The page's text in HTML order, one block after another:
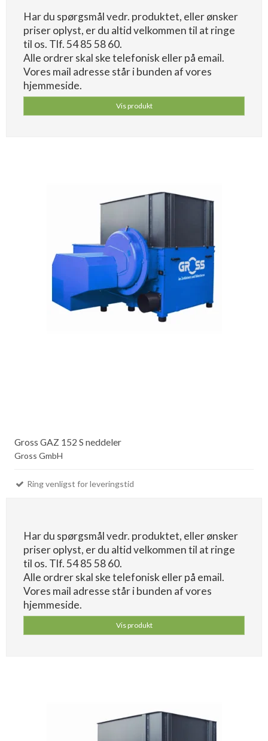
Har du spørgsmål vedr. produktet, eller ønsker
priser oplyst, er du altid velkommen til at ringe
til os. Tlf. 54 85 58 60.
Alle ordrer skal ske telefonisk eller på email.
Vores mail adresse står i bunden af vores
hjemmeside.
Vis produkt
Gross GAZ 152 S neddeler
Gross GmbH
Ring venligst for leveringstid
Har du spørgsmål vedr. produktet, eller ønsker
priser oplyst, er du altid velkommen til at ringe
til os. Tlf. 54 85 58 60.
Alle ordrer skal ske telefonisk eller på email.
Vores mail adresse står i bunden af vores
hjemmeside.
Vis produkt